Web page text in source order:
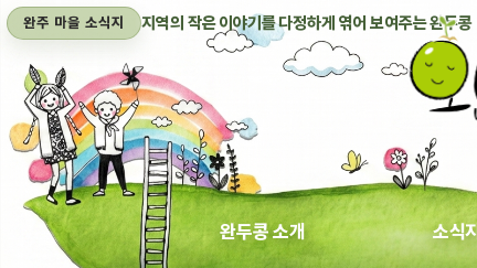
완주 마을 소식지 지역의 작은 이야기를 다정하게 엮어 보여주는 완두콩
완두콩 소개 소식지